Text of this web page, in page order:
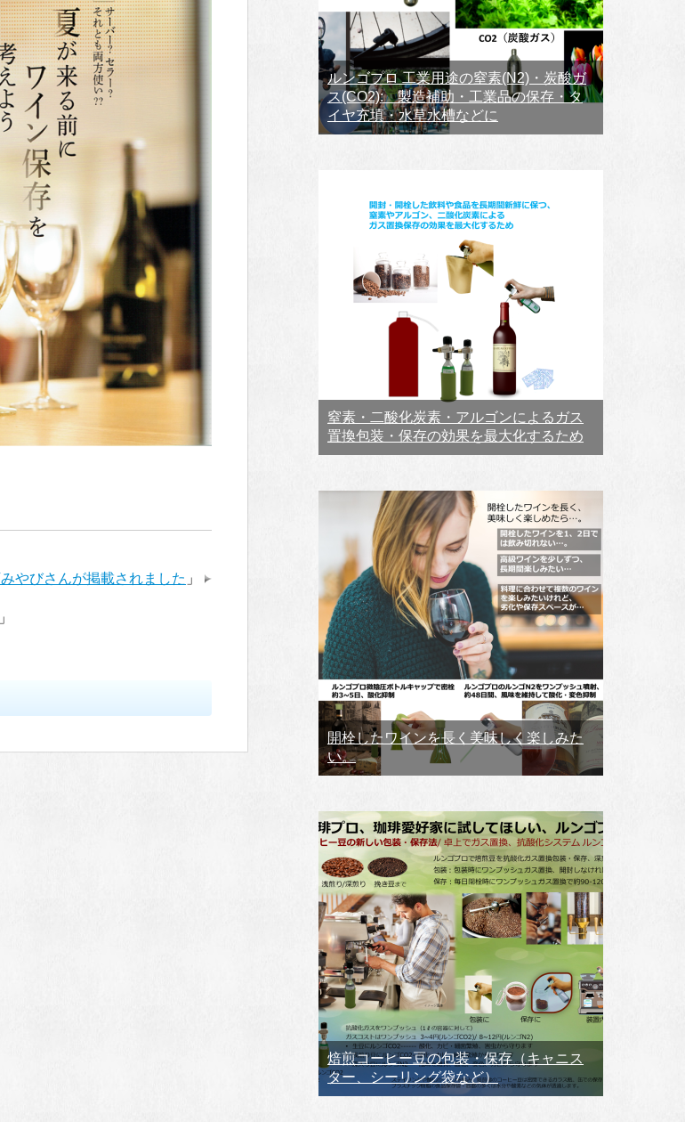
やびさんが掲載されました 」
」
ルンゴプロ 工業用途の窒素(N2)・炭酸ガ
ス(CO2): 製造補助・工業品の保存・タ
イヤ充填・水草水槽などに
窒素・二酸化炭素・アルゴンによるガス
置換包装・保存の効果を最大化するため
開栓したワインを長く美味しく楽しみた
い。
焙煎コーヒー豆の包装・保存（キャニス
ター、シーリング袋など）